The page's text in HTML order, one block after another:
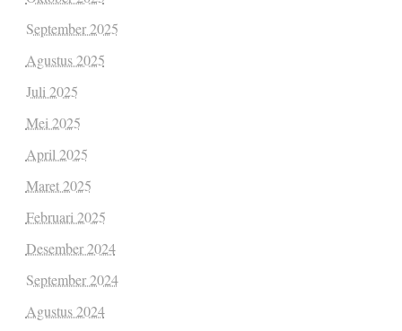
September 2025
Agustus 2025
Juli 2025
Mei 2025
April 2025
Maret 2025
Februari 2025
Desember 2024
September 2024
Agustus 2024